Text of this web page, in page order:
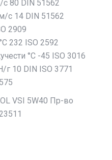
80 DIN 51562
с 14 DIN 51562
2909
232 ISO 2592
°C -45 ISO 3016
г 10 DIN ISO 3771
VSI 5W40 Пр-во